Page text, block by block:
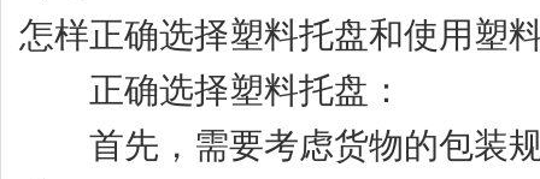
怎样正确选择塑料托盘和使用塑
正确选择塑料托盘：
首先，需要考虑货物的包装规